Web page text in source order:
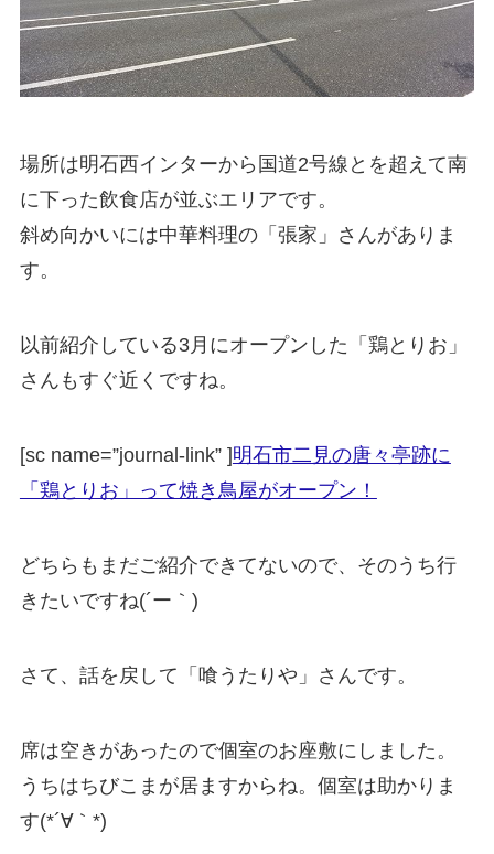
場所は明石西インターから国道2号線とを超えて南
に下った飲食店が並ぶエリアです。
斜め向かいには中華料理の「張家」さんがありま
す。
以前紹介している3月にオープンした「鶏とりお」
さんもすぐ近くですね。
[sc name=”journal-link” ]明石市二見の唐々亭跡に
「鶏とりお」って焼き鳥屋がオープン！
どちらもまだご紹介できてないので、そのうち行
きたいですね(´ー｀)
さて、話を戻して「喰うたりや」さんです。
席は空きがあったので個室のお座敷にしました。
うちはちびこまが居ますからね。個室は助かりま
す(*´∀｀*)